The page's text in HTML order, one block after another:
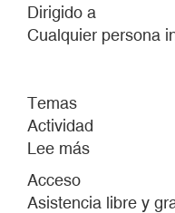
Dirigido a
Cualquier persona
Temas
Actividad
Lee más
DE
Acceso
Asistencia libre y